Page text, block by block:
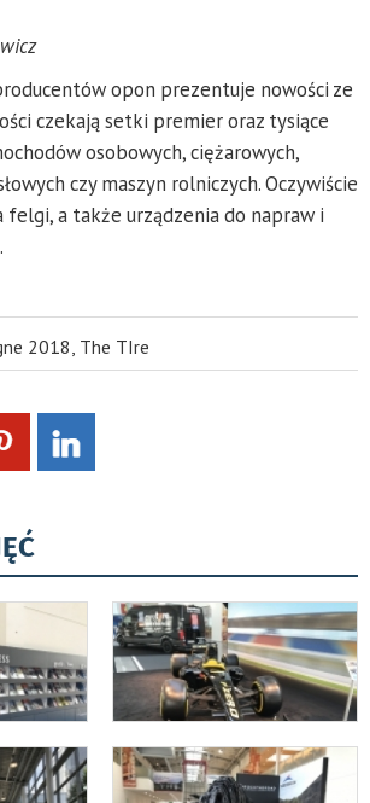
opon prezentuje nowości ze
czekają setki premier oraz tysiące
osobowych, ciężarowych,
czy maszyn rolniczych. Oczywiście
felgi, a także urządzenia do napraw i
2018, The TIre